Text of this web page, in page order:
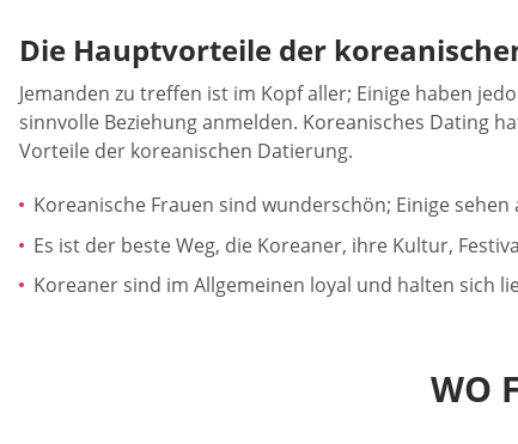
Die Hauptvorteile der
Jemanden zu treffen ist im Kopf aller; Einige haben
sinnvolle Beziehung anmelden. Koreanisches Dating
Vorteile der koreanischen Datierung.
Koreanische Frauen sind wunderschön; Einige
Es ist der beste Weg, die Koreaner, ihre Kultur,
Koreaner sind im Allgemeinen loyal und halten sich
WO